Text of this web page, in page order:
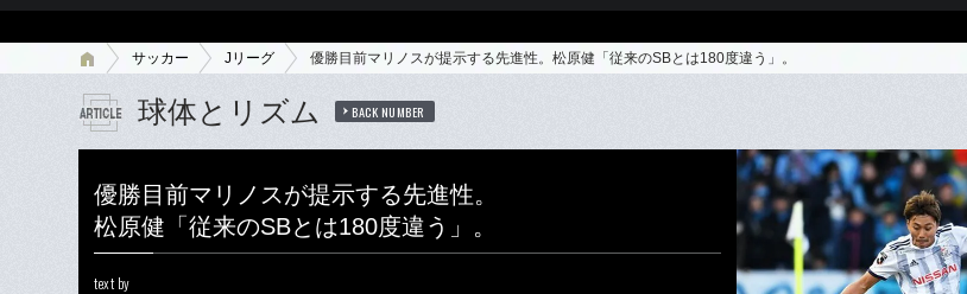
サッカー Jリーグ 優勝目前マリノスが提示する先進性。松原健「従来のSBとは180度違う」。
球体とリズム BACK NUMBER
優勝目前マリノスが提示する先進性。
松原健「従来のSBとは180度違う」。
text by